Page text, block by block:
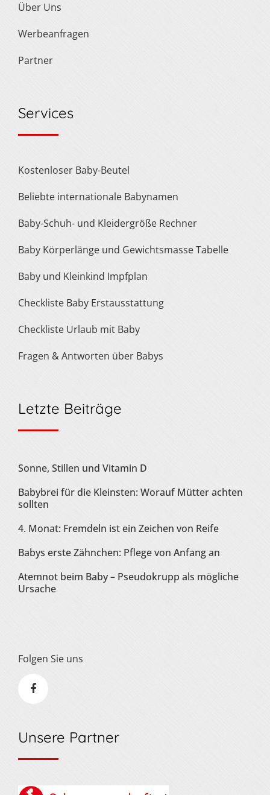
Über Uns
Werbeanfragen
Partner
Services
Kostenloser Baby-Beutel
Beliebte internationale Babynamen
Baby-Schuh- und Kleidergröße Rechner
Baby Körperlänge und Gewichtsmasse Tabelle
Baby und Kleinkind Impfplan
Checkliste Baby Erstausstattung
Checkliste Urlaub mit Baby
Fragen & Antworten über Babys
Letzte Beiträge
Sonne, Stillen und Vitamin D
Babybrei für die Kleinsten: Worauf Mütter achten
sollten
4. Monat: Fremdeln ist ein Zeichen von Reife
Babys erste Zähnchen: Pflege von Anfang an
Atemnot beim Baby – Pseudokrupp als mögliche
Ursache
Folgen Sie uns
Unsere Partner